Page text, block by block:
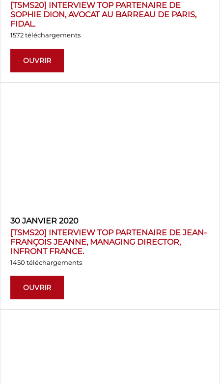
[TSMS20] INTERVIEW TOP PARTENAIRE DE
SOPHIE DION, AVOCAT AU BARREAU DE PARIS,
FIDAL.
1572 téléchargements
OUVRIR
30 JANVIER 2020
[TSMS20] INTERVIEW TOP PARTENAIRE DE JEAN-
FRANÇOIS JEANNE, MANAGING DIRECTOR,
INFRONT FRANCE.
1450 téléchargements
OUVRIR